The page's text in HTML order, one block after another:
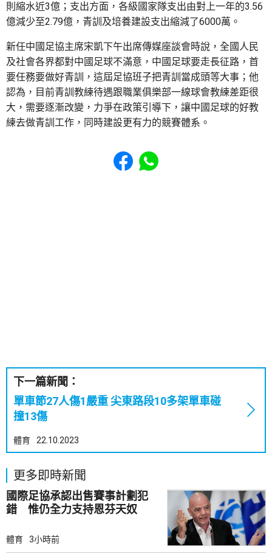
則縮水近3億；支出方面，各級國家隊支出由對上一年的3.56
億減少至2.79億，青訓及培養建設支出縮減了6000萬。
新任中國足協主席宋凱下午出席傳媒座談會時說，全國人民
及社會各界都對中國足球不滿意，中國足球要走長征路，首
要任務要做好青訓，這屆足協班子把青訓當成頭等大事；他
認為，目前青訓教練待遇跟職業俱樂部一線球會教練差距很
大，需要逐漸改變，力爭在政策引導下，讓中國足球的好教
練去做青訓工作，同時建設更有力的競賽體系。
Share to Facebook
Share to WhatsApp
下一篇新聞：
單車節27人傷1嚴重 尖東路段10多架單車碰
撞13傷
體育 22.10.2023
更多即時新聞
國際足協承認出售賽事計劃犯
錯 惟仍全力支持恩芬天奴
體育 3小時前